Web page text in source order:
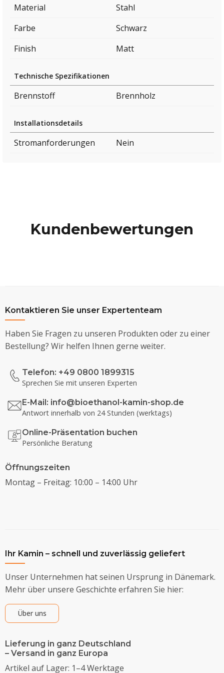
Material
Stahl
Farbe
Schwarz
Finish
Matt
Technische Spezifikationen
Brennstoff Brennholz
Installationsdetails
Stromanforderungen Nein
Kundenbewertungen
Kontaktieren Sie unser Expertenteam
Haben Sie Fragen zu unseren Produkten oder zu einer
Bestellung? Wir helfen Ihnen gerne weiter.
Telefon: +49 0800 1899315
Sprechen Sie mit unseren Experten
E-Mail: info@bioethanol-kamin-shop.de
Antwort innerhalb von 24 Stunden (werktags)
Online-Präsentation buchen
Persönliche Beratung
Öffnungszeiten
Montag – Freitag: 10:00 – 14:00 Uhr
Ihr Kamin – schnell und zuverlässig geliefert
Unser Unternehmen hat seinen Ursprung in Dänemark.
Mehr über unsere Geschichte erfahren Sie hier:
Über uns
Lieferung in ganz Deutschland
– Versand in ganz Europa
Artikel auf Lager: 1–4 Werktage